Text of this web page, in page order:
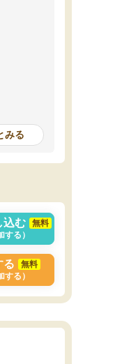
みる
込む
無料
する）
る
無料
する）